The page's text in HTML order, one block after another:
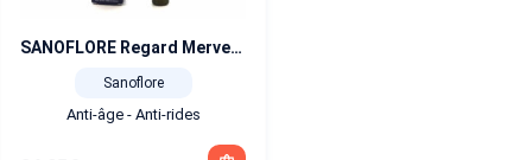
SANOFLORE Regard Merveilleux contour des yeux anti-rides BIO 15 ml
Sanoflore
Anti-âge - Anti-rides